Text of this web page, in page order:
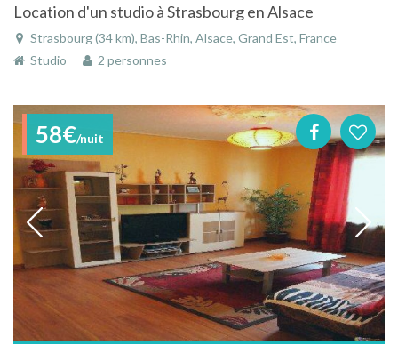
Location d'un studio à Strasbourg en Alsace
Strasbourg (34 km), Bas-Rhin, Alsace, Grand Est, France
Studio
2 personnes
58€/nuit